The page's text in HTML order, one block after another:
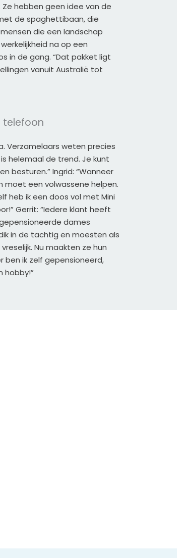
hebben geen idee van de
de spaghettibaan, die
die een landschap
na op een
in de gang. “Dat pakket ligt
vanuit Australië tot
telefoon
Verzamelaars weten precies
helemaal de trend. Je kunt
besturen.” Ingrid: “Wanneer
moet een volwassene helpen.
heb ik een doos vol met Mini
Gerrit: “Iedere klant heeft
dames
in de tachtig en moesten als
Nu maakten ze hun
ben ik zelf gepensioneerd,
hobby!”